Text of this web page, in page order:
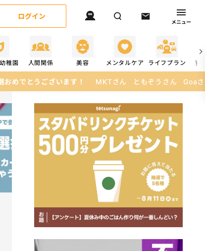
ログイン
メニュー
稚園 人間関係 美容 メンタルケア ライフプラン 安
MKTさん ともぞうさん Goaさん えぬさん あみあ